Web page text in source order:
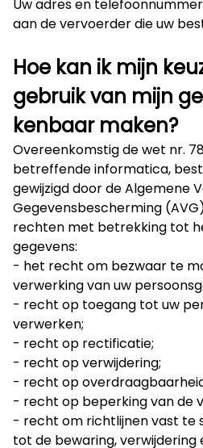
Uw adres en
aan de vervoerder die uw
Hoe kan ik mijn
gebruik van mijn
kenbaar maken?
Overeenkomstig de wet nr.
betreffende informatica,
gewijzigd door de Algemene
Gegevensbescherming
rechten met betrekking tot
gegevens:
- het recht om bezwaar te
verwerking van uw
- recht op toegang tot uw
verwerken;
- recht op rectificatie;
- recht op verwijdering;
- recht op
- recht op beperking van de
- recht om richtlijnen vast te
tot de bewaring, verwijdering